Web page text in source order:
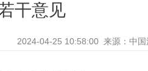
干意见
2024-04-25 10:58:00 来源：中